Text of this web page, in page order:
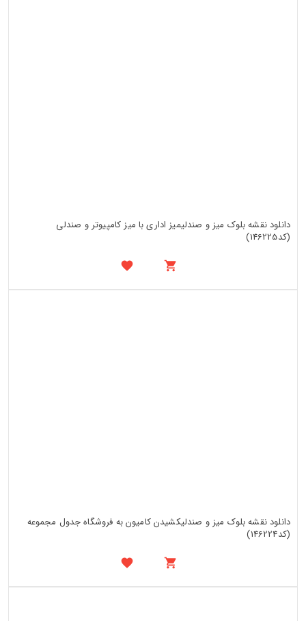
دانلود نقشه بلوک میز و صندلیمیز اداری با میز کامپیوتر و صندلی
(کد146225)
دانلود نقشه بلوک میز و صندلیکشیدن کامیون به فروشگاه جدول مجموعه
(کد146224)